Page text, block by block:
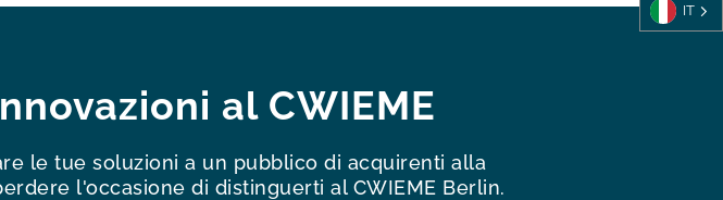
al CWIEME
le tue soluzioni a un pubblico di acquirenti alla
l'occasione di distinguerti al CWIEME Berlin.
IT